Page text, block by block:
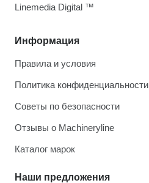
Информация
Правила и условия
Политика конфиденциальности
Советы по безопасности
Отзывы о Machineryline
Каталог марок
Наши предложения
Linemedia Digital ™